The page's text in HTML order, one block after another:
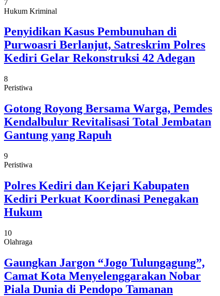
7
Hukum Kriminal
Penyidikan Kasus Pembunuhan di
Purwoasri Berlanjut, Satreskrim Polres
Kediri Gelar Rekonstruksi 42 Adegan
8
Peristiwa
Gotong Royong Bersama Warga, Pemdes
Kendalbulur Revitalisasi Total Jembatan
Gantung yang Rapuh
9
Peristiwa
Polres Kediri dan Kejari Kabupaten
Kediri Perkuat Koordinasi Penegakan
Hukum
10
Olahraga
Gaungkan Jargon “Jogo Tulungagung”,
Camat Kota Menyelenggarakan Nobar
Piala Dunia di Pendopo Tamanan